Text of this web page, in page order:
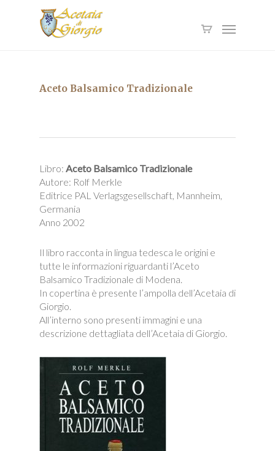
Menu
Aceto Balsamico Tradizionale
Libro: Aceto Balsamico Tradizionale
Autore: Rolf Merkle
Editrice PAL Verlagsgesellschaft, Mannheim,
Germania
Anno 2002
Il libro racconta in lingua tedesca le origini e
tutte le informazioni riguardanti l’Aceto
Balsamico Tradizionale di Modena.
In copertina è presente l’ampolla dell’Acetaia di
Giorgio.
All’interno sono presenti immagini e una
descrizione dettagliata dell’Acetaia di Giorgio.